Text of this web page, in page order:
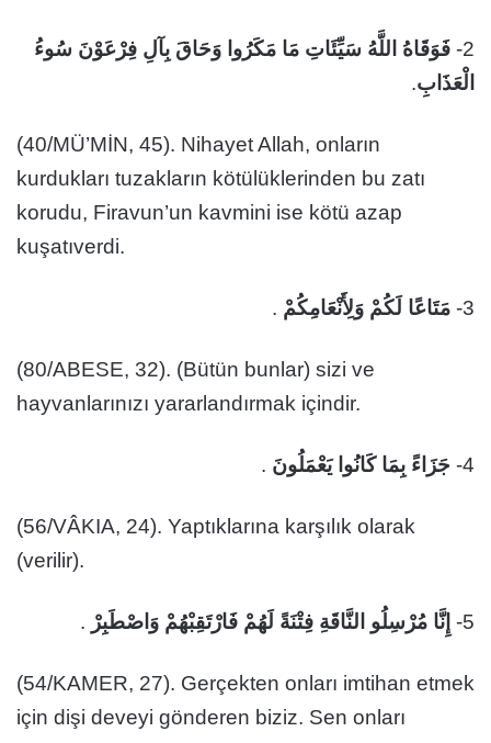
2- فَوَقَاهُ اللَّهُ سَيِّئَاتِ مَا مَكَرُوا وَحَاقَ بِآلِ فِرْعَوْنَ سُوءُ
الْعَذَابِ.
(40/MÜ’MİN, 45). Nihayet Allah, onların
kurdukları tuzakların kötülüklerinden bu zatı
korudu, Firavun’un kavmini ise kötü azap
kuşatıverdi.
3- مَتَاعًا لَكُمْ وَلِأَنْعَامِكُمْ .
(80/ABESE, 32). (Bütün bunlar) sizi ve
hayvanlarınızı yararlandırmak içindir.
4- جَزَاءً بِمَا كَانُوا يَعْمَلُونَ .
(56/VÂKIA, 24). Yaptıklarına karşılık olarak
(verilir).
5- إِنَّا مُرْسِلُو النَّاقَةِ فِتْنَةً لَهُمْ فَارْتَقِبْهُمْ وَاصْطَبِرْ .
(54/KAMER, 27). Gerçekten onları imtihan etmek
için dişi deveyi gönderen biziz. Sen onları